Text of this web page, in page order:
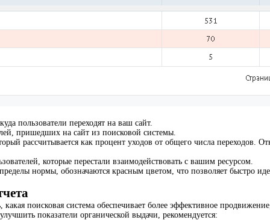
пользователи переходят на ваш сайт.
пришедших на сайт из поисковой системы.
рассчитывается как процент уходов от общего числа переходов.
которые перестали взаимодействовать с вашим ресурсом.
нормы, обозначаются красным цветом, что позволяет быстро
какая поисковая система обеспечивает более эффективное
показатели органической выдачи, рекомендуется: